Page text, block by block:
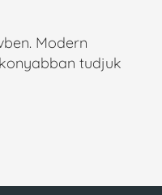
Modern
tudjuk